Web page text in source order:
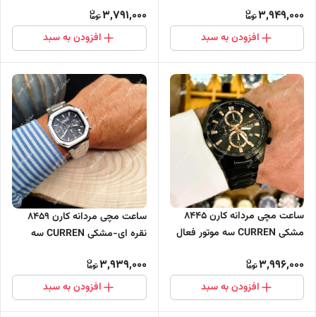
3,949,000
افزودن به سبد
3,791,000
افزودن به سبد
ساعت مچی مردانه کارن 8445
مشکی CURREN سه موتور فعال
3,996,000
افزودن به سبد
ساعت مچی مردانه کارن 8459
نقره ای-مشکی CURREN سه
3,939,000
افزودن به سبد